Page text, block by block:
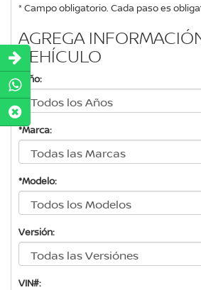
* Campo obligatorio. Cada paso es
AGREGA
VEHÍCULO
*Año:
*Marca:
*Modelo:
Versión:
VIN#: